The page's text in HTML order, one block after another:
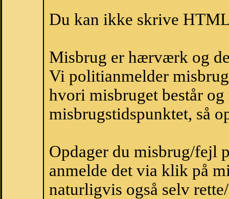
Du kan ikke skrive
Misbrug er hærværk og
Vi politianmelder
hvori misbruget består
misbrugstidspunktet, så
Opdager du misbrug/fejl
anmelde det via klik på
naturligvis også selv